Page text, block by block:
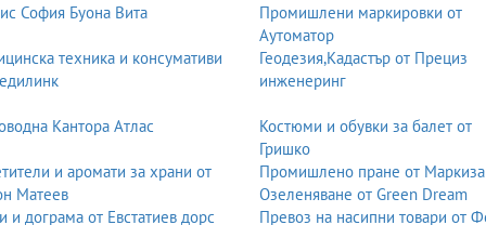
София Буона Вита
Промишлени маркировки от
Аутоматор
техника и консумативи
Геодезия,Кадастър от Прециз
инженеринг
Кантора Атлас
Костюми и обувки за балет от
Гришко
и аромати за храни от
Матеев
Промишлено пране от Маркиза
Озеленяване от Green Dream
и дограма от Евстатиев дорс
Превоз на насипни товари от